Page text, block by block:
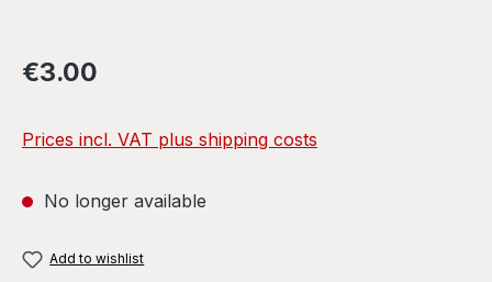
Regular price:
€3.00
Prices incl. VAT plus shipping costs
No longer available
Add to wishlist